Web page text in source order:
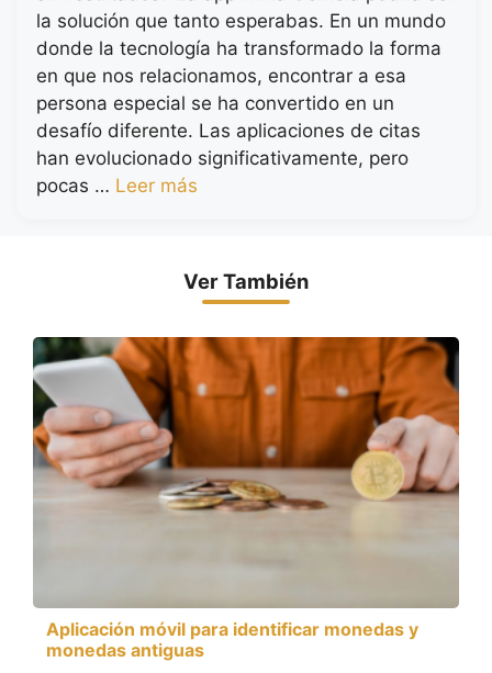
la solución que tanto esperabas. En un mundo
donde la tecnología ha transformado la forma
en que nos relacionamos, encontrar a esa
persona especial se ha convertido en un
desafío diferente. Las aplicaciones de citas
han evolucionado significativamente, pero
pocas … Leer más
Ver También
Aplicación móvil para identificar monedas y
monedas antiguas